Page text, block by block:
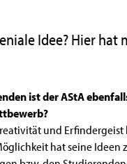
Idee? Hier hat
ist der AStA
und
hat seine Ideen